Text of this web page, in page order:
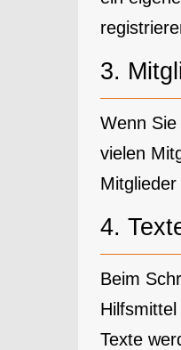
3.
Wenn
vielen
4.
Beim
Texte